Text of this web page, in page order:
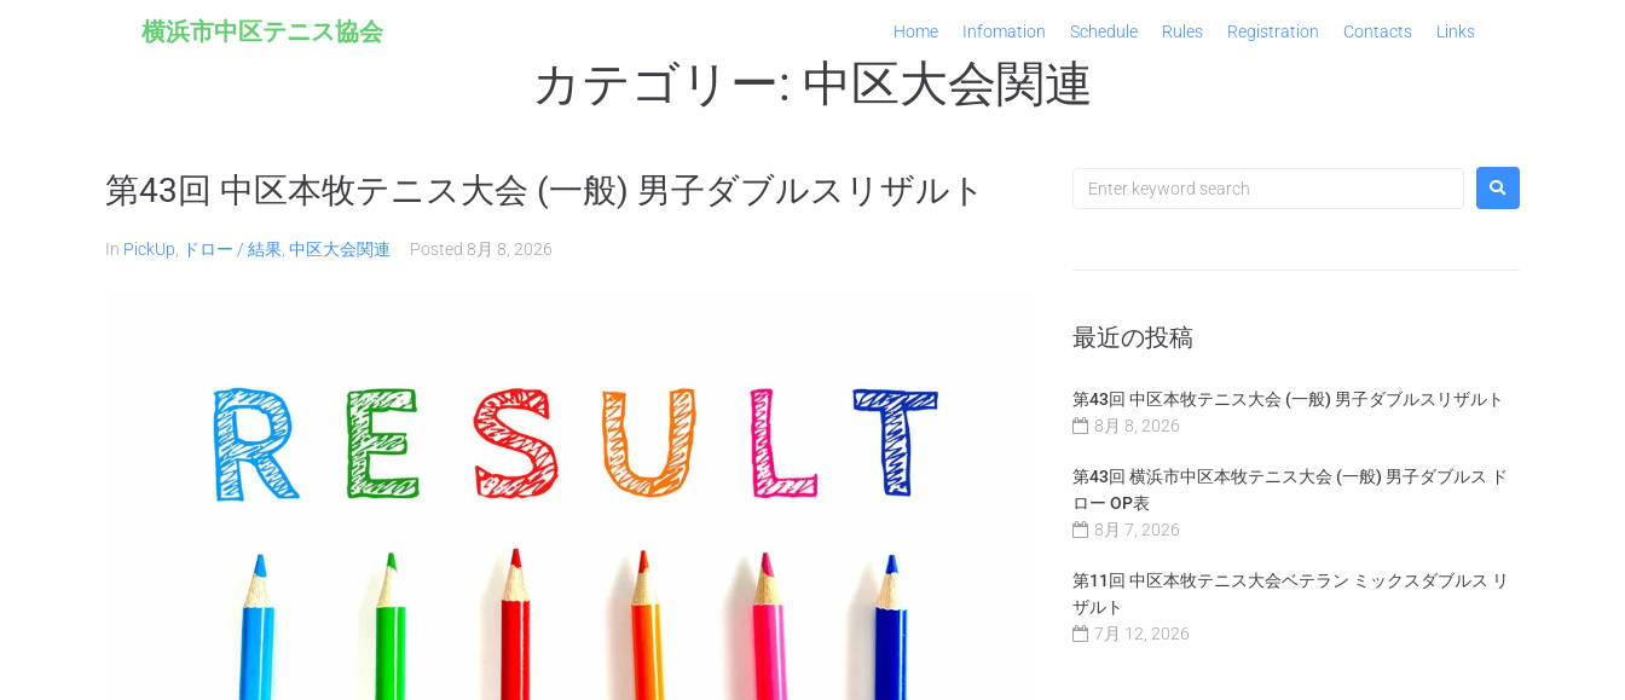
横浜市中区テニス協会 Home Infomation Schedule Rules Registration Contacts Links
カテゴリー: 中区大会関連
第43回 中区本牧テニス大会 (一般) 男子ダブルスリザルト
In PickUp ドロー / 結果 中区大会関連 Posted 8月 8, 2026
最近の投稿
第43回 中区本牧テニス大会 (一般) 男子ダブルスリザルト
8月 8, 2026
第43回 横浜市中区本牧テニス大会 (一般) 男子ダブルス ド
ロー OP表
8月 7, 2026
第11回 中区本牧テニス大会ベテラン ミックスダブルス リ
ザルト
7月 12, 2026